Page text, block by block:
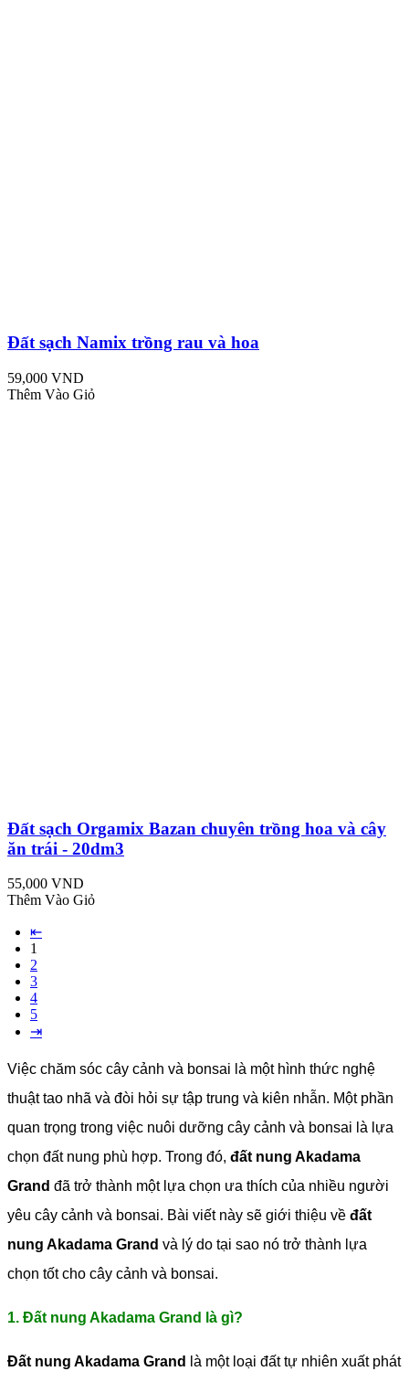
Đất sạch Namix trồng rau và hoa
59,000 VND
Thêm Vào Giỏ
Đất sạch Orgamix Bazan chuyên trồng hoa và cây
ăn trái - 20dm3
55,000 VND
Thêm Vào Giỏ
⇤
1
2
3
4
5
⇥
Việc chăm sóc cây cảnh và bonsai là một hình thức nghệ
thuật tao nhã và đòi hỏi sự tập trung và kiên nhẫn. Một phần
quan trọng trong việc nuôi dưỡng cây cảnh và bonsai là lựa
chọn đất nung phù hợp. Trong đó, đất nung Akadama
Grand đã trở thành một lựa chọn ưa thích của nhiều người
yêu cây cảnh và bonsai. Bài viết này sẽ giới thiệu về đất
nung Akadama Grand và lý do tại sao nó trở thành lựa
chọn tốt cho cây cảnh và bonsai.
1. Đất nung Akadama Grand là gì?
Đất nung Akadama Grand
là một loại đất tự nhiên xuất phát